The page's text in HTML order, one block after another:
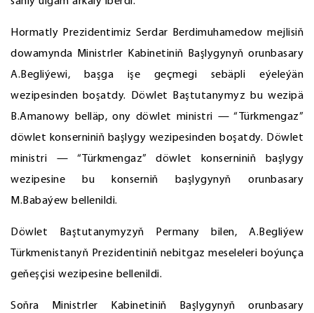
Hormatly Prezidentimiz Serdar Berdimuhamedow mejlisiň
dowamynda Ministrler Kabinetiniň Başlygynyň orunbasary
A.Begliýewi, başga işe geçmegi sebäpli eýeleýän
wezipesinden boşatdy. Döwlet Baştutanymyz bu wezipä
B.Amanowy belläp, ony döwlet ministri — “Türkmengaz”
döwlet konserniniň başlygy wezipesinden boşatdy. Döwlet
ministri — “Türkmengaz” döwlet konserniniň başlygy
wezipesine bu konserniň başlygynyň orunbasary
M.Babaýew bellenildi.
Döwlet Baştutanymyzyň Permany bilen, A.Begliýew
Türkmenistanyň Prezidentiniň nebitgaz meseleleri boýunça
geňeşçisi wezipesine bellenildi.
Soňra Ministrler Kabinetiniň Başlygynyň orunbasary